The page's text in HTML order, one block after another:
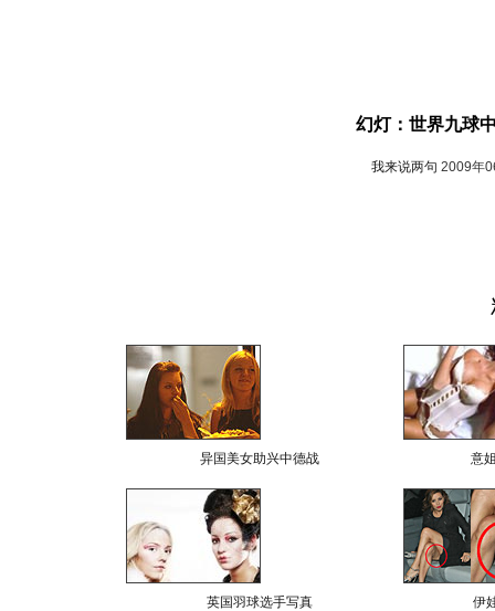
幻灯：世界九球
我来说两句 2009年
异国美女助兴中德战 意
英国羽球选手写真 伊